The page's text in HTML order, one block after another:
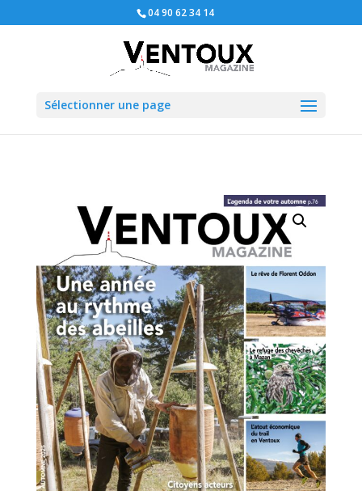
04 90 62 34 14
Sélectionner une page